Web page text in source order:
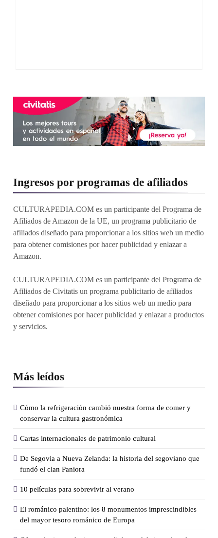
Ingresos por programas de afiliados
CULTURAPEDIA.COM es un participante del Programa de
Afiliados de Amazon de la UE, un programa publicitario de
afiliados diseñado para proporcionar a los sitios web un medio
para obtener comisiones por hacer publicidad y enlazar a
Amazon.
CULTURAPEDIA.COM es un participante del Programa de
Afiliados de Civitatis un programa publicitario de afiliados
diseñado para proporcionar a los sitios web un medio para
obtener comisiones por hacer publicidad y enlazar a productos
y servicios.
Más leídos
Cómo la refrigeración cambió nuestra forma de comer y
conservar la cultura gastronómica
Cartas internacionales de patrimonio cultural
De Segovia a Nueva Zelanda: la historia del segoviano que
fundó el clan Paniora
10 películas para sobrevivir al verano
El románico palentino: los 8 monumentos imprescindibles
del mayor tesoro románico de Europa